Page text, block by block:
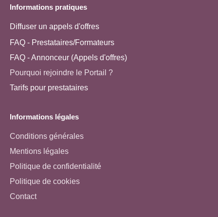
Informations pratiques
Diffuser un appels d'offres
FAQ - Prestataires/Formateurs
FAQ - Annonceur (Appels d'offres)
Pourquoi rejoindre le Portail ?
Tarifs pour prestataires
Informations légales
Conditions générales
Mentions légales
Politique de confidentialité
Politique de cookies
Contact